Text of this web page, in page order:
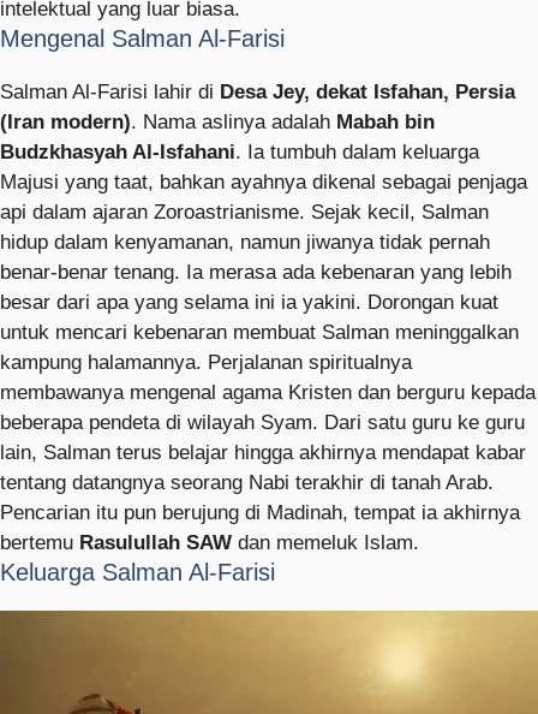
intelektual yang luar biasa.
Mengenal Salman Al-Farisi
Salman Al-Farisi lahir di Desa Jey, dekat Isfahan, Persia
(Iran modern). Nama aslinya adalah Mabah bin
Budzkhasyah Al-Isfahani. Ia tumbuh dalam keluarga
Majusi yang taat, bahkan ayahnya dikenal sebagai penjaga
api dalam ajaran Zoroastrianisme. Sejak kecil, Salman
hidup dalam kenyamanan, namun jiwanya tidak pernah
benar-benar tenang. Ia merasa ada kebenaran yang lebih
besar dari apa yang selama ini ia yakini. Dorongan kuat
untuk mencari kebenaran membuat Salman meninggalkan
kampung halamannya. Perjalanan spiritualnya
membawanya mengenal agama Kristen dan berguru kepada
beberapa pendeta di wilayah Syam. Dari satu guru ke guru
lain, Salman terus belajar hingga akhirnya mendapat kabar
tentang datangnya seorang Nabi terakhir di tanah Arab.
Pencarian itu pun berujung di Madinah, tempat ia akhirnya
bertemu Rasulullah SAW dan memeluk Islam.
Keluarga Salman Al-Farisi